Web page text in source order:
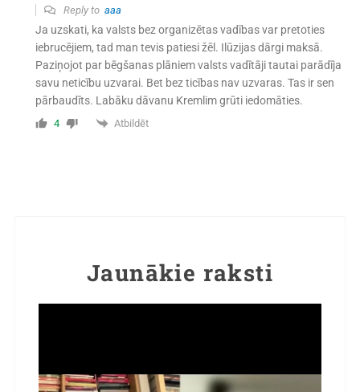
Reply to aaa
Ja uzskati, ka valsts bez organizētas vadības var pretoties
iebrucējiem, tad man tevis patiesi žēl. Ilūzijas dārgi maksā.
Paziņojot par bēgšanas plāniem valsts vadītāji tautai parādīja
savu neticību uzvarai. Bet bez ticības nav uzvaras. Tas ir sen
pārbaudīts. Labāku dāvanu Kremlim grūti iedomāties.
4 Atbildēt
Jaunākie raksti